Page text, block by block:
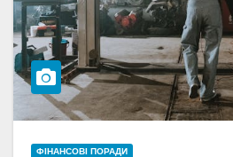
ФІНАНСОВІ ПОРАДИ